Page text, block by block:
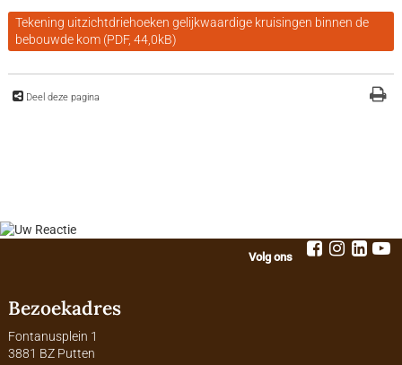
Tekening uitzichtdriehoeken gelijkwaardige kruisingen binnen de
bebouwde kom (PDF, 44,0kB)
Deel deze pagina
Volg ons
Bezoekadres
Fontanusplein 1
3881 BZ Putten